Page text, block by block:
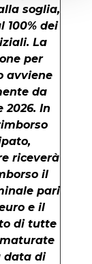
soglia,
100% dei
La
per
avviene
da
2026. In
riceverà
il
pari
e il
di tutte
data di